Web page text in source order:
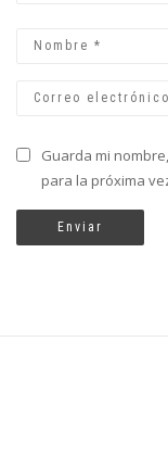
Guarda mi
para la próxima